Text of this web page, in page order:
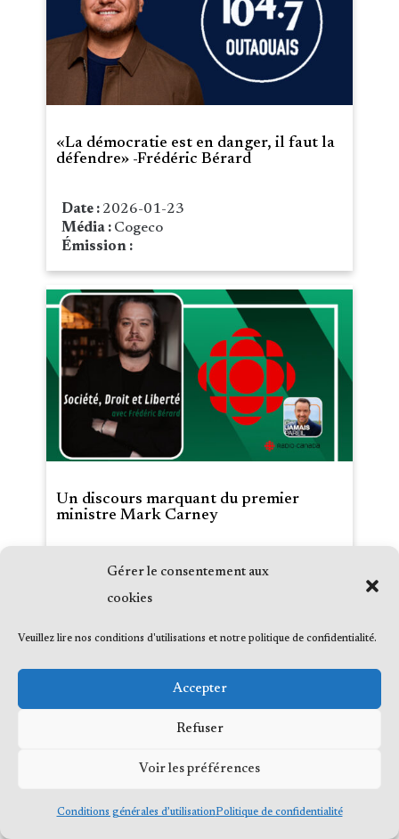
Gérer le consentement aux
cookies
Veuillez lire nos conditions d'utilisations et notre politique de confidentialité.
Accepter
Refuser
Voir les préférences
Conditions générales d’utilisationPolitique de confidentialité
«La démocratie est en danger, il faut la
défendre» -Frédéric Bérard
Date : 2026-01-23
Média : Cogeco
Émission :
Un discours marquant du premier
ministre Mark Carney
2026-01-21
Émission :